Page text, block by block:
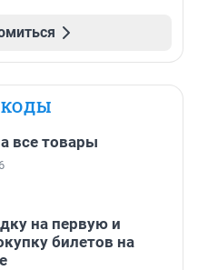
все товары
на первую и
билетов на